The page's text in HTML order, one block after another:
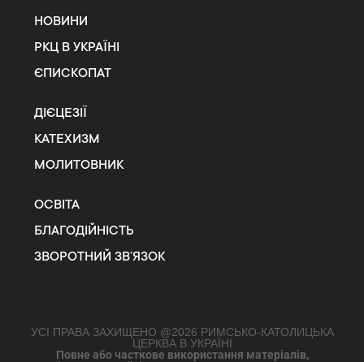
НОВИНИ
РКЦ В УКРАЇНІ
ЄПИСКОПАТ
ДІЄЦЕЗІЇ
КАТЕХИЗМ
МОЛИТОВНИК
ОСВІТА
БЛАГОДІЙНІСТЬ
ЗВОРОТНИЙ ЗВ’ЯЗОК
УСІ ПРАВА ЗАХИЩЕНО @2026 РИМСЬКО-КАТОЛИЦЬКА
ЦЕРКВА В УКРАЇНІ
Повне або часткове використання матеріалів,